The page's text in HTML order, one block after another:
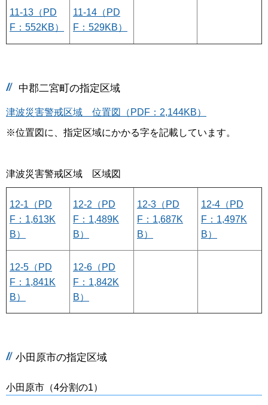
11-13（PD
F：552KB）
11-14（PD
F：529KB）
中郡二宮町の指定区域
津波災害警戒区域 位置図（PDF：2,144KB）
※位置図に、指定区域にかかる字を記載しています。
津波災害警戒区域 区域図
12-1（PD
F：1,613K
B）
12-2（PD
F：1,489K
B）
12-3（PD
F：1,687K
B）
12-4（PD
F：1,497K
B）
12-5（PD
F：1,841K
B）
12-6（PD
F：1,842K
B）
小田原市の指定区域
小田原市（4分割の1）